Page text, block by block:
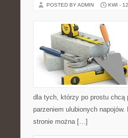
POSTED BY ADMIN KWI -
dla tych, którzy po prostu chcą
parzeniem ulubionych
stronie można […]